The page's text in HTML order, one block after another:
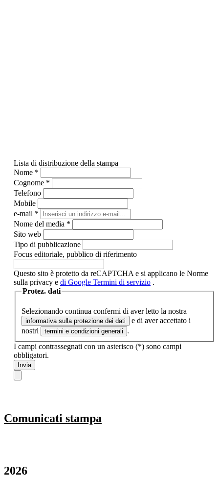
Lista di distribuzione della stampa
Nome *
Cognome *
Telefono
Mobile
e-mail *
Nome del media *
Sito web
Tipo di pubblicazione
Focus editoriale, pubblico di riferimento
Questo sito è protetto da reCAPTCHA e si applicano le Norme
sulla privacy e di Google Termini di servizio .
Protez. dati
Selezionando continua confermi di aver letto la nostra
informativa sulla protezione dei dati
e di aver accettato i
nostri
termini e condizioni generali
.
I campi contrassegnati con un asterisco (*) sono campi
obbligatori.
Invia
Comunicati stampa
2026